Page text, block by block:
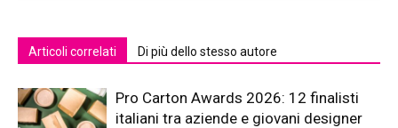
Articoli correlati Di più dello stesso autore
Pro Carton Awards 2026: 12 finalisti
italiani tra aziende e giovani designer